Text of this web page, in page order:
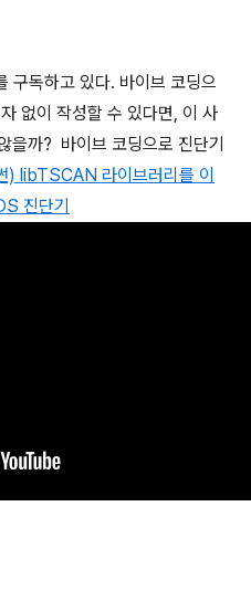
구독하고 있다. 바이브 코딩으
없이 작성할 수 있다면, 이 사
을까? 바이브 코딩으로 진단기
libTSCAN 라이브러리를 이
진단기